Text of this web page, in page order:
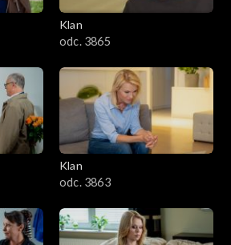
Klan
odc. 3865
Klan
odc. 3863